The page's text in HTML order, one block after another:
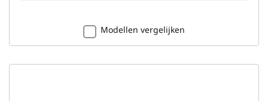
Modellen vergelijken